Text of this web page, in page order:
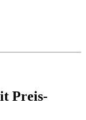
Preis-